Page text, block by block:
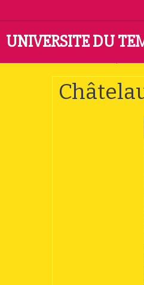
UNIVERSITE DU